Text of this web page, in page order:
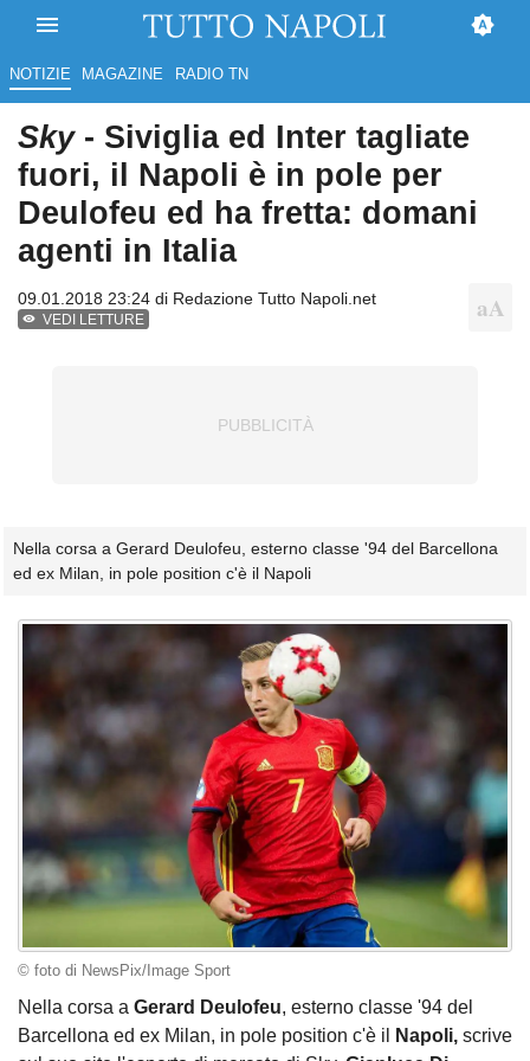
NOTIZIE MAGAZINE RADIO TN
Sky- Siviglia ed Inter tagliate
fuori, il Napoli è in pole per
Deulofeu ed ha fretta: domani
agenti in Italia
09.01.2018 23:24 di Redazione Tutto Napoli.net
VEDI LETTURE
Nella corsa a Gerard Deulofeu, esterno classe '94 del Barcellona
ed ex Milan, in pole position c'è il Napoli
© foto di NewsPix/Image Sport
Nella corsa a Gerard Deulofeu, esterno classe '94 del
Barcellona ed ex Milan, in pole position c'è il
Napoli, scrive